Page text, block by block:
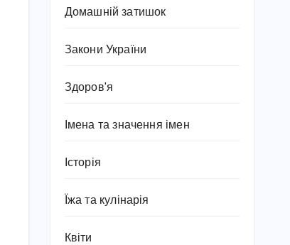
Домашній затишок
Закони України
Здоров'я
Імена та значення імен
Історія
Їжа та кулінарія
Квіти